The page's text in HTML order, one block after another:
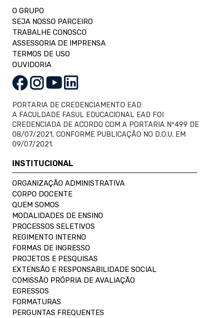
O GRUPO
SEJA NOSSO PARCEIRO
TRABALHE CONOSCO
ASSESSORIA DE IMPRENSA
TERMOS DE USO
OUVIDORIA
PORTARIA DE CREDENCIAMENTO EAD:
A FACULDADE FASUL EDUCACIONAL EAD FOI
CREDENCIADA DE ACORDO COM A PORTARIA Nº499 DE
08/07/2021, CONFORME PUBLICAÇÃO NO D.O.U. EM
09/07/2021.
INSTITUCIONAL
ORGANIZAÇÃO ADMINISTRATIVA
CORPO DOCENTE
QUEM SOMOS
MODALIDADES DE ENSINO
PROCESSOS SELETIVOS
REGIMENTO INTERNO
FORMAS DE INGRESSO
PROJETOS E PESQUISAS
EXTENSÃO E RESPONSABILIDADE SOCIAL
COMISSÃO PRÓPRIA DE AVALIAÇÃO
EGRESSOS
FORMATURAS
PERGUNTAS FREQUENTES